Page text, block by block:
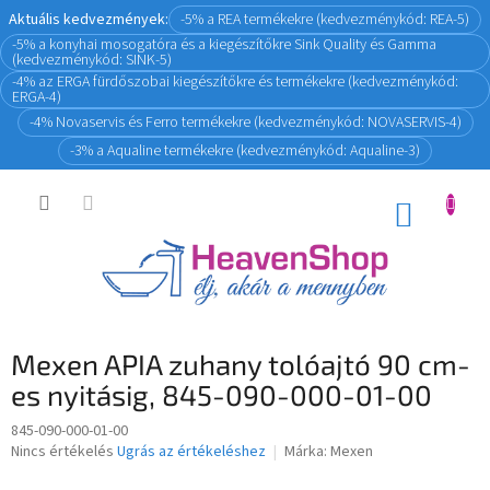
Ugrás
fő
tartalomhoz
Aktuális kedvezmények: -5% a REA termékekre (kedvezménykód: REA-5)
-5% a konyhai mosogatóra és a kiegészítőkre Sink Quality és Gamma
(kedvezménykód: SINK-5)
-4% az ERGA fürdőszobai kiegészítőkre és termékekre (kedvezménykód:
ERGA-4)
-4% Novaservis és Ferro termékekre (kedvezménykód: NOVASERVIS-4)
-3% a Aqualine termékekre (kedvezménykód: Aqualine-3)
KOSÁR
Mexen APIA zuhany tolóajtó 90 cm-
es nyitásig, 845-090-000-01-00
845-090-000-01-00
A
Nincs értékelés Ugrás az értékeléshez Márka: Mexen